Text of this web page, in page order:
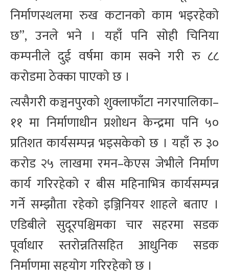
निर्माणस्थलमा रुख कटानको काम भइरहेको
छ”, उनले भने । यहाँ पनि सोही चिनिया
कम्पनीले दुई वर्षमा काम सक्ने गरी रु ८८
करोडमा ठेक्का पाएको छ ।
त्यसैगरी कञ्चनपुरको शुक्लाफाँटा नगरपालिका–
११ मा निर्माणाधीन प्रशोधन केन्द्रमा पनि ५०
प्रतिशत कार्यसम्पन्न भइसकेको छ । यहाँ रु ३०
करोड २५ लाखमा रमन–केएस जेभीले निर्माण
कार्य गरिरहेको र बीस महिनाभित्र कार्यसम्पन्न
गर्ने सम्झौता रहेको इञ्जिनियर शाहले बताए ।
एडिबीले सुदूरपश्चिमका चार सहरमा सडक
पूर्वाधार स्तरोन्नतिसहित आधुनिक सडक
निर्माणमा सहयोग गरिरहेको छ ।